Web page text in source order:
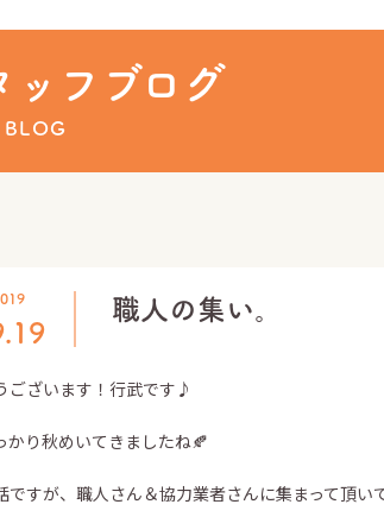
ッフブログ
BLOG
職人の集い。
ございます！行武です♪
かり秋めいてきましたね🍂
ですが、職人さん＆協力業者さんに集まって頂い